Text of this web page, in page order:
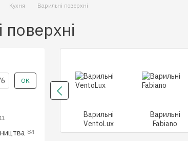
Кухня Варильні поверхні
поверхні
Варильні
VentoLux
Варильні
Fabiano
ОК
84